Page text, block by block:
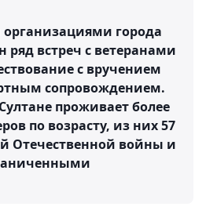
города
ряд встреч с ветеранами
с вручением
сопровождением.
проживает более
по возрасту, из них 57
Отечественной войны и